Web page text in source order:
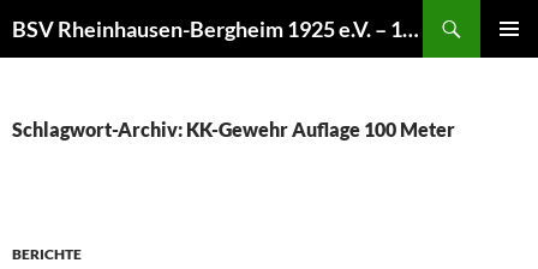
Inhalt
BSV Rheinhausen-Bergheim 1925 e.V. – 100% Sportschießen
Schlagwort-Archiv: KK-Gewehr Auflage 100 Meter
BERICHTE